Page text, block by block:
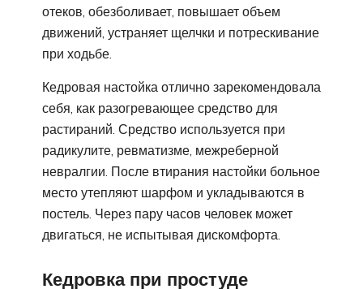
отеков, обезболивает, повышает объем
движений, устраняет щелчки и потрескивание
при ходьбе.
Кедровая настойка отлично зарекомендовала
себя, как разогревающее средство для
растираний. Средство используется при
радикулите, ревматизме, межреберной
невралгии. После втирания настойки больное
место утепляют шарфом и укладываются в
постель. Через пару часов человек может
двигаться, не испытывая дискомфорта.
Кедровка при простуде